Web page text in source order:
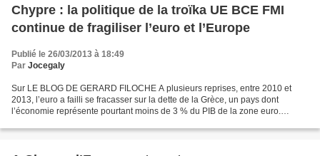
Chypre : la politique de la troïka UE BCE FMI
continue de fragiliser l’euro et l’Europe
Publié le 26/03/2013 à 18:49
Par Jocegaly
Sur LE BLOG DE GERARD FILOCHE A plusieurs reprises, entre 2010 et
2013, l’euro a failli se fracasser sur la dette de la Grèce, un pays dont
l’économie représente pourtant moins de 3 % du PIB de la zone euro.